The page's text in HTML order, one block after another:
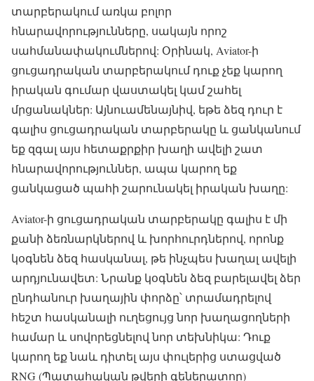
տարբերակում առկա բոլոր
հնարավորությունները, սակայն որոշ
սահմանափակումներով: Օրինակ, Aviator-ի
ցուցադրական տարբերակում դուք չեք կարող
իրական գումար վաստակել կամ շահել
մրցանակներ: Այնուամենայնիվ, եթե ձեզ դուր է
գալիս ցուցադրական տարբերակը և ցանկանում
եք զգալ այս հետաքրքիր խաղի ավելի շատ
հնարավորություններ, ապա կարող եք
ցանկացած պահի շարունակել իրական խաղը:
Aviator-ի ցուցադրական տարբերակը գալիս է մի
քանի ձեռնարկներով և խորհուրդներով, որոնք
կօգնեն ձեզ հասկանալ, թե ինչպես խաղալ ավելի
արդյունավետ: Նրանք կօգնեն ձեզ բարելավել ձեր
ընդհանուր խաղային փորձը՝ տրամադրելով
հեշտ հասկանալի ուղեցույց նոր խաղացողների
համար և սովորեցնելով նոր տեխնիկա: Դուք
կարող եք նաև դիտել այս փուլերից ստացված
RNG (Պատահական թվերի գեներատոր)